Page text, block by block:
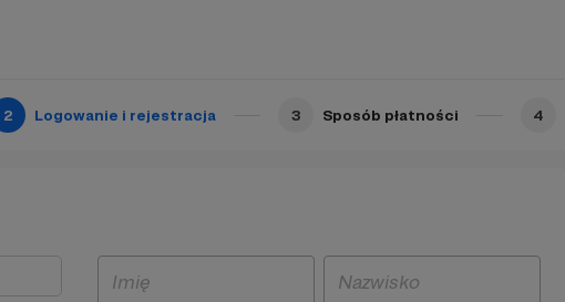
2 Logowanie i rejestracja 3 Sposób płatności 4